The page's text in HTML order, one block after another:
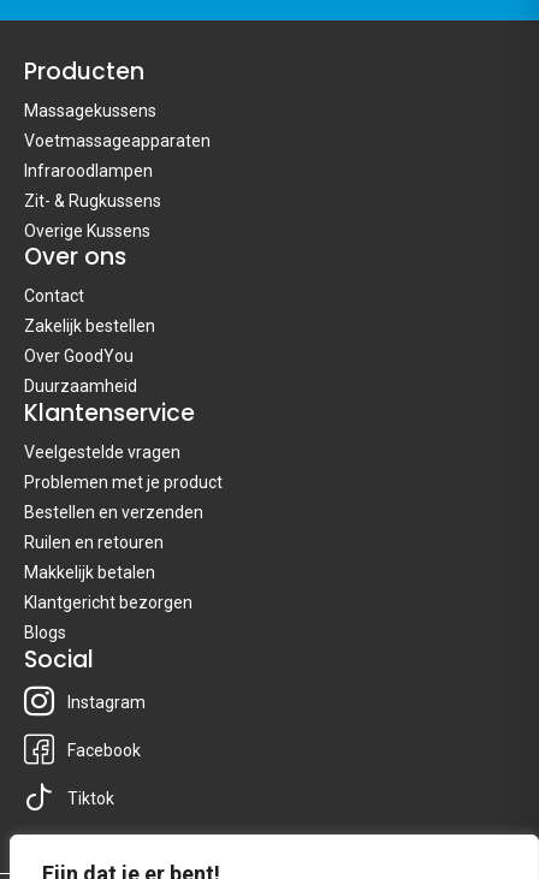
Fijn dat je er bent!
Producten
Massagekussens
Voetmassageapparaten
Infraroodlampen
Zit- & Rugkussens
Overige Kussens
Over ons
Contact
Zakelijk bestellen
Over GoodYou
Duurzaamheid
Klantenservice
Veelgestelde vragen
Problemen met je product
Bestellen en verzenden
Ruilen en retouren
Makkelijk betalen
Klantgericht bezorgen
Blogs
Social
Instagram
Facebook
Tiktok